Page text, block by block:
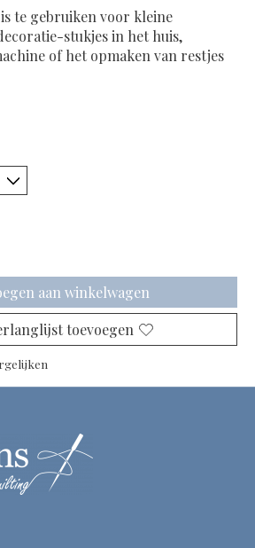
te gebruiken voor kleine
stukjes in het huis,
of het opmaken van restjes
aan winkelwagen
toevoegen